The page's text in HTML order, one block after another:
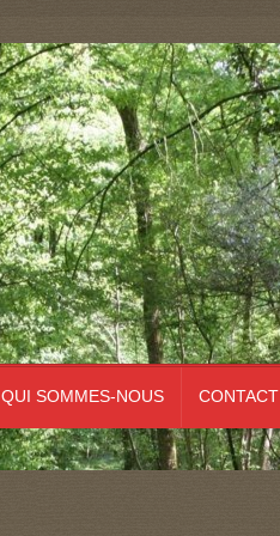
QUI SOMMES-NOUS CONTACT